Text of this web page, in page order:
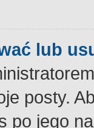
lub
posty.
po jego